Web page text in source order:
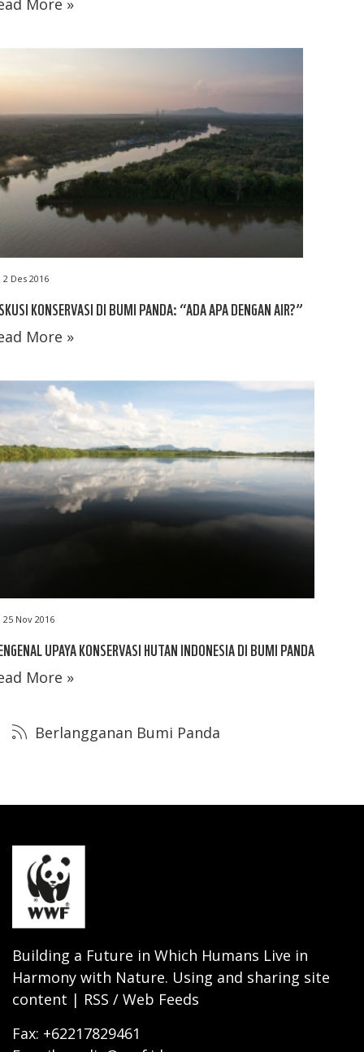
2 Des 2016
KONSERVASI DI BUMI PANDA: “ADA APA DENGAN AIR?”
More »
25 Nov 2016
UPAYA KONSERVASI HUTAN INDONESIA DI BUMI PANDA
More »
Berlangganan Bumi Panda
Building a Future in Which Humans Live in
Harmony with Nature. Using and sharing site
content | RSS / Web Feeds
Fax: +62217829461